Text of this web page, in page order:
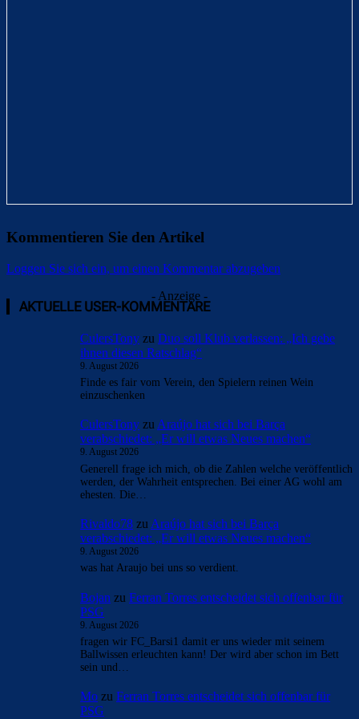
Kommentieren Sie den Artikel
Loggen Sie sich ein, um einen Kommentar abzugeben
- Anzeige -
AKTUELLE USER-KOMMENTARE
CulersTonyzuDuo soll Klub verlassen: „Ich gebe
ihnen diesen Ratschlag“
9. August 2026
einzuschenken